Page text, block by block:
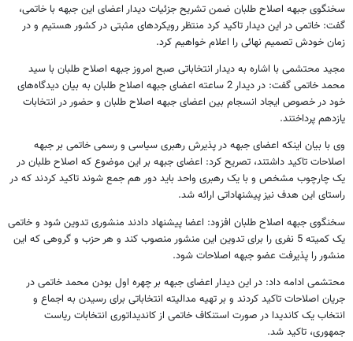
سخنگوی جبهه اصلاح طلبان ضمن تشریح جزئیات دیدار اعضای این جبهه با خاتمی،
گفت: خاتمی در این دیدار تاکید کرد منتظر رویکردهای مثبتی در کشور هستیم و در
زمان خودش تصمیم نهائی را اعلام خواهیم کرد.
مجید محتشمی با اشاره به دیدار انتخاباتی صبح امروز جبهه اصلاح طلبان با سید
محمد خاتمی گفت: در دیدار 2 ساعته اعضای جبهه اصلاح طلبان به بیان دیدگاه‌های
خود در خصوص ایجاد انسجام بین اعضای جبهه اصلاح طلبان و حضور در انتخابات
یازدهم پرداختند.
وی با بیان اینکه اعضای جبهه در پذیرش رهبری سیاسی و رسمی خاتمی بر جبهه
اصلاحات تاکید داشتند، تصریح کرد: اعضای جبهه بر این موضوع که اصلاح طلبان در
یک چارچوب مشخص و با یک رهبری واحد باید دور هم جمع شوند تاکید کردند که در
راستای این هدف نیز پیشنهاداتی ارائه شد.
سخنگوی جبهه اصلاح طلبان افزود: اعضا پیشنهاد دادند منشوری تدوین شود و خاتمی
یک کمیته 5 نفری را برای تدوین این منشور منصوب کند و هر حزب و گروهی که این
منشور را پذیرفت عضو جبهه اصلاحات شود.
محتشمی ادامه داد: در این دیدار اعضای جبهه بر چهره اول بودن محمد خاتمی در
جریان اصلاحات تاکید کردند و بر تهیه مدالیته انتخاباتی برای رسیدن به اجماع و
انتخاب یک کاندیدا در صورت استنکاف خاتمی از کاندیداتوری انتخابات ریاست
جمهوری، تاکید شد.